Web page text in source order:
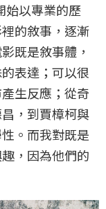
始以專業的歷
的敘事，逐漸
既是敘事體，
表達；可以很
生反應；從奇
，到賈樟柯與
。而我對既是
，因為他們的